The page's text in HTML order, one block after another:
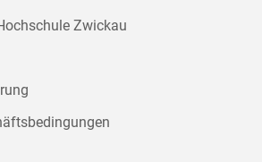
Zwickau